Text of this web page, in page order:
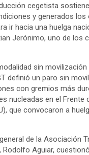
cegetista
y generados los
ir hacia una huelga
Jerónimo, uno de los
sin movilización
definió un paro sin
con gremios más
nucleadas en el Frente
que convocaron a
de la Asociación
Rodolfo Aguiar,